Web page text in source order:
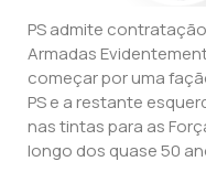
PS admite
Armadas
começar por uma
PS e a restante
nas tintas para as
longo dos quase 50